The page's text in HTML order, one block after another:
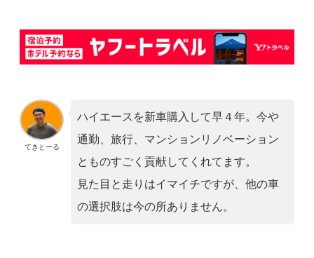
てきとーる
ハイエースを新車購入して早４年。今や
通勤、旅行、マンションリノベーション
とものすごく貢献してくれてます。
見た目と走りはイマイチですが、他の車
の選択肢は今の所ありません。